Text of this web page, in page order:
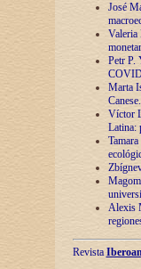
José
Valeria
Petr P.
Marta
Víctor
Latina:
Alexis
Revista